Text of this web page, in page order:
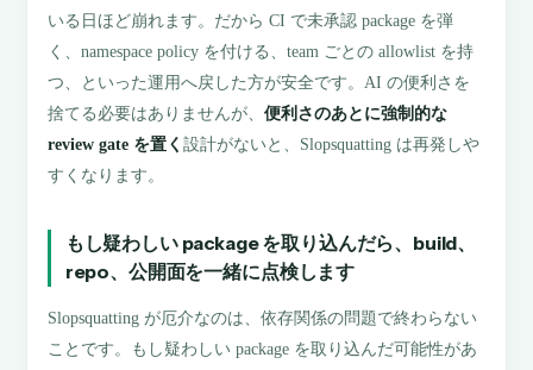
いる日ほど崩れます。だから CI で未承認 package を弾
く、namespace policy を付ける、team ごとの allowlist を持
つ、といった運用へ戻した方が安全です。AI の便利さを
捨てる必要はありませんが、便利さのあとに強制的な
review gate を置く設計がないと、Slopsquatting は再発しや
すくなります。
もし疑わしい package を取り込んだら、build、
repo、公開面を一緒に点検します
Slopsquatting が厄介なのは、依存関係の問題で終わらない
ことです。もし疑わしい package を取り込んだ可能性があ